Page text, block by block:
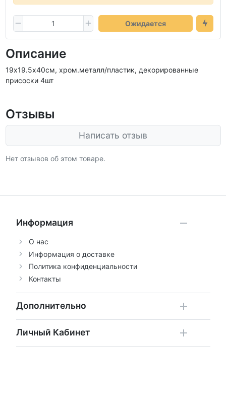
Ожидается
Описание
19х19.5х40см, хром.металл/пластик, декорированные
присоски 4шт
Отзывы
Написать отзыв
Нет отзывов об этом товаре.
Информация
О нас
Информация о доставке
Политика конфиденциальности
Контакты
Дополнительно
Личный Кабинет